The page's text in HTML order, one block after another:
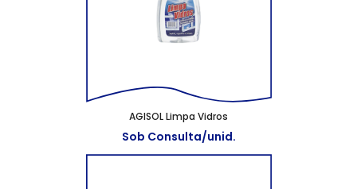
AGISOL Limpa Vidros
Sob Consulta/unid.